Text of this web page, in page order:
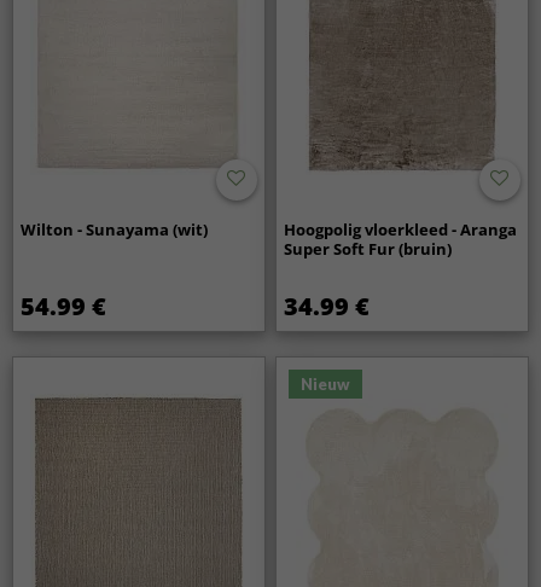
Wilton - Sunayama (wit)
54.99 €
Hoogpolig vloerkleed - Aranga
Super Soft Fur (bruin)
34.99 €
Nieuw